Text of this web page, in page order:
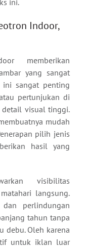
ini.
Indoor,
memberikan
yang sangat
sangat penting
pertunjukan di
detail visual tinggi.
mudah
pilih jenis
hasil yang
visibilitas
langsung.
perlindungan
tahun tanpa
debu. Oleh karena
untuk iklan luar